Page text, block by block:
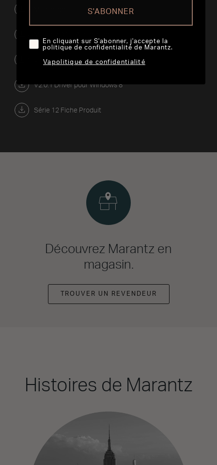
Manuel de l'utilisateur
V3.0.1 Driver pour Windows 10
V2.0.1 Driver pour Windows 8
Série 12 Fiche Produit
Découvrez Marantz en
magasin.
TROUVER UN REVENDEUR
Histoires de Marantz
S'ABONNER
En cliquant sur S'abonner, j'accepte la
politique de confidentialité de Marantz.
Vapolitique de confidentialité